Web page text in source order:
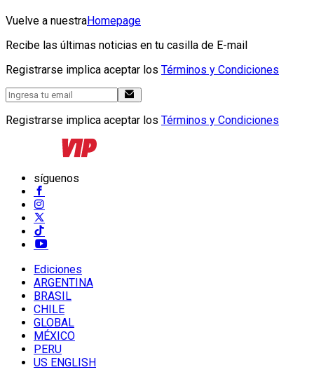
Vuelve a nuestraHomepage
Recibe las últimas noticias en tu casilla de E-mail
Registrarse implica aceptar los Términos y Condiciones
Registrarse implica aceptar los Términos y Condiciones
síguenos
Ediciones
ARGENTINA
BRASIL
CHILE
GLOBAL
MÉXICO
PERU
US ENGLISH